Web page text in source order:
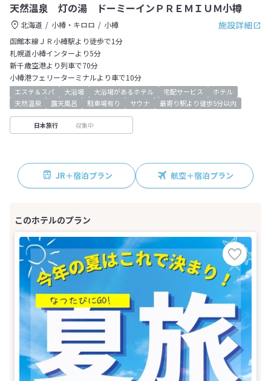
天然温泉 灯の湯 ドーミーインＰＲＥＭＩＵＭ小樽
施設詳細
北海道 小樽・キロロ
小樽
函館本線ＪＲ小樽駅より徒歩で1分
札幌道小樽インターより5分
新千歳空港より列車で70分
小樽港フェリーターミナルより車で10分
エステ＆スパ 大浴場 大浴場があるホテル 宅配サービス
ホテル
天然温泉
露天風呂 駐車場有り サウナ 最寄り駅より徒歩5分以内
日本旅行 収集中
JR＋宿泊プラン 航空＋宿泊プラン